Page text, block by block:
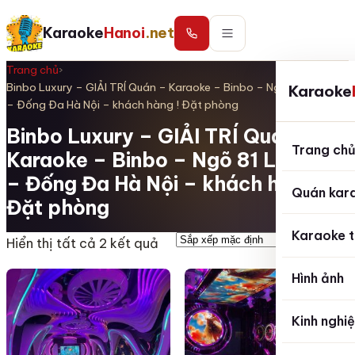
KaraokeHanoi.net
Karaoke
Trang chủ
Quán
Karaoke
Hình ảnh
Kinh
Trang chủ›
Binbo Luxury – GIẢI TRÍ Quán – Karaoke – Binbo – Ngõ 81 Láng Hạ
– Đống Đa Hà Nội – khách hàng ! Đặt phòng
Binbo Luxury – GIẢI TRÍ Quán –
Karaoke – Binbo – Ngõ 81 Láng Hạ
– Đống Đa Hà Nội – khách hàng !
Đặt phòng
Hiển thị tất cả 2 kết quả